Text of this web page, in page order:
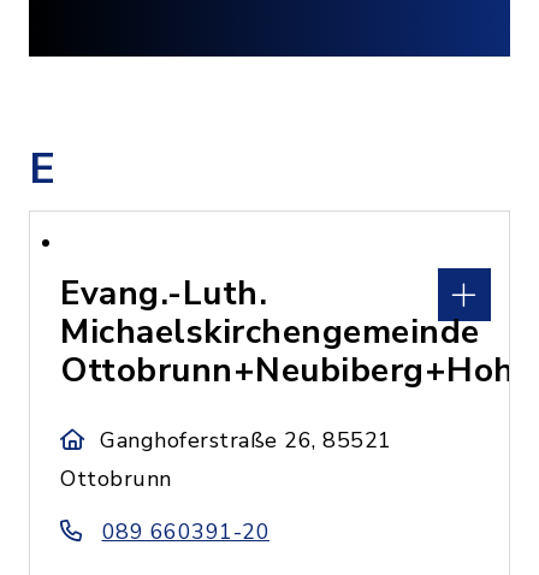
E
Evang.-Luth.
Michaelskirchengemeinde
Ganghoferstraße 26, 85521
Ottobrunn
089 660391-20